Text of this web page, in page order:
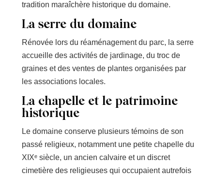
tradition maraîchère historique du domaine.
La serre du domaine
Rénovée lors du réaménagement du parc, la serre
accueille des activités de jardinage, du troc de
graines et des ventes de plantes organisées par
les associations locales.
La chapelle et le patrimoine
historique
Le domaine conserve plusieurs témoins de son
passé religieux, notamment une petite chapelle du
XIXᵉ siècle, un ancien calvaire et un discret
cimetière des religieuses qui occupaient autrefois